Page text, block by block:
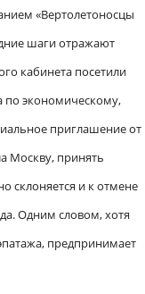
«Вертолетоносцы
шаги отражают
кабинета посетили
по экономическому,
приглашение от
Москву, принять
склоняется и к отмене
Одним словом, хотя
предпринимает